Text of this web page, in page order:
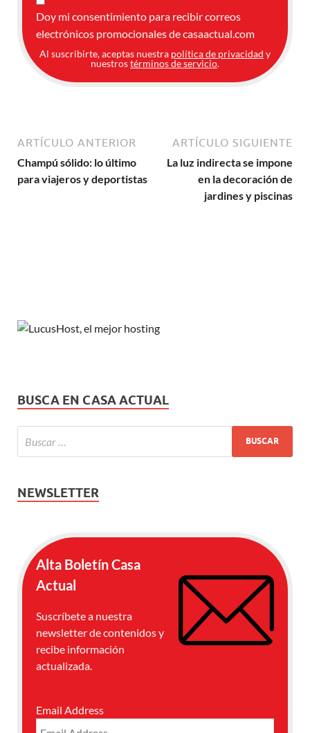
Doy mi consentimiento para recibir correos
electrónicos promocionales de casaactual.com
Al suscribirte, aceptas nuestra política de privacidad y
nuestrostérminos de servicio.
ARTÍCULO ANTERIOR
Champú sólido: lo último
para viajeros y deportistas
ARTÍCULO SIGUIENTE
La luz indirecta se impone
en la decoración de
jardines y piscinas
BUSCA EN CASA ACTUAL
NEWSLETTER
Alta Boletín Casa
Actual
Suscríbete a nuestra
newsletter de contenidos y
recibe información
actualizada.
Email Address